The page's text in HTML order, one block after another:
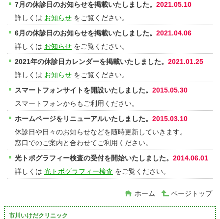
7月の休診日のお知らせを掲載いたしました。 2021.05.10
詳しくは お知らせ をご覧ください。
6月の休診日のお知らせを掲載いたしました。 2021.04.06
詳しくは お知らせ をご覧ください。
2021年の休診日カレンダーを掲載いたしました。 2021.01.25
詳しくは お知らせ をご覧ください。
スマートフォンサイトを開設いたしました。 2015.05.30
スマートフォンからもご利用ください。
ホームページをリニューアルいたしました。 2015.03.10
休診日や日々のお知らせなどを随時更新していきます。
窓口でのご案内と合わせてご利用ください。
光トポグラフィー検査の受付を開始いたしました。 2014.06.01
詳しくは 光トポグラフィー検査 をご覧ください。
ホーム ページトップ
市川いけだクリニック